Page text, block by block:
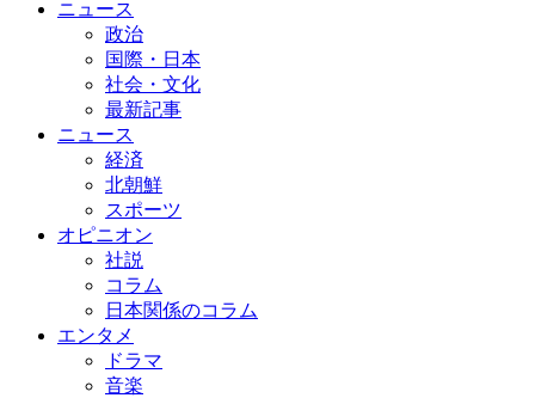
ニュース
政治
国際・日本
社会・文化
最新記事
ニュース
経済
北朝鮮
スポーツ
オピニオン
社説
コラム
日本関係のコラム
エンタメ
ドラマ
音楽